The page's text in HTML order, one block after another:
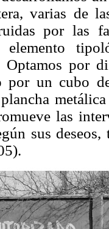
varias de
por las
elemento
Optamos por
por un cubo
las
sus